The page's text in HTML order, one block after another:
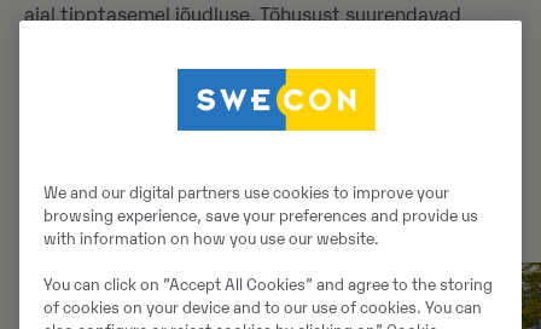
ajal tipptasemel jõudluse. Tõhusust suurendavad
automaatne tühikäik ja automaatne mootori
seiskamine. Valikuline veermikualune lisakütusepaak
toetab pikemaid tööraadiusi tankimiste vahel, et
We and our digital partners use cookies to improve your
browsing experience, save your preferences and provide us
with information on how you use our website.
You can click on ”Accept All Cookies” and agree to the storing
of cookies on your device and to our use of cookies. You can